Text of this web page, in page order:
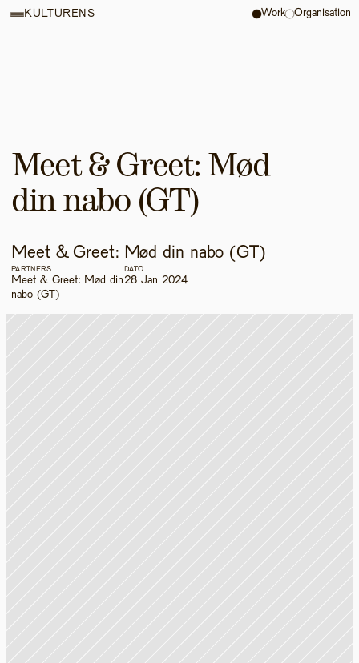
Meet & Greet: Mød
din nabo (GT)
Meet & Greet: Mød din nabo (GT)
PARTNERS
Meet & Greet: Mød din
nabo (GT)
DATO
28 Jan 2024
KULTURENS Work Organisation